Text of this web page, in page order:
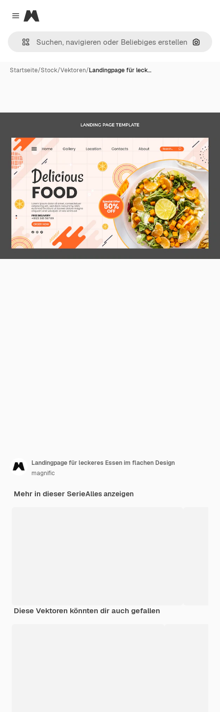
Close menu
Magnific
Nach
Startseite/Stock/Vektoren/Landingpage für leck…
Landingpage für leckeres Essen im flachen Design
magnific
Mehr in dieser SerieAlles anzeigen
Diese Vektoren könnten dir auch gefallen